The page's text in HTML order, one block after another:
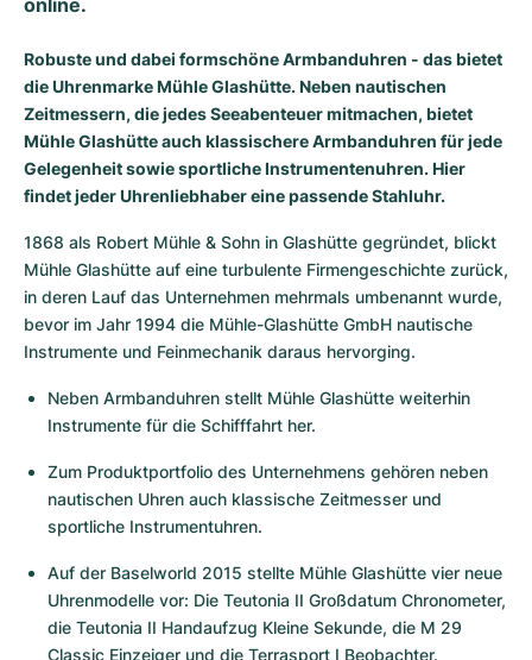
Oyster Perpetual
Yacht-Master
Yacht-Master II
Sky-Dweller
Rotonde
Crash
Pasha
Baignoire
Roadster
Gebraucht
Damenuhren
Bentley
Transocean
Cockpit
Super Avenger
Montbrillant
Gebraucht
Damenuhren
Grand Carrera
Gebraucht
Damenuhren
Portugieser
Da Vinci
Aquatimer
GST
Gebraucht
King Power
Gebraucht
online.
Robuste und dabei formschöne Armbanduhren - das bietet
die Uhrenmarke Mühle Glashütte. Neben nautischen
Zeitmessern, die jedes Seeabenteuer mitmachen, bietet
Mühle Glashütte auch klassischere Armbanduhren für jede
Gelegenheit sowie sportliche Instrumentenuhren. Hier
findet jeder Uhrenliebhaber eine passende Stahluhr.
1868 als Robert Mühle & Sohn in Glashütte gegründet, blickt
Mühle Glashütte auf eine turbulente Firmengeschichte zurück,
in deren Lauf das Unternehmen mehrmals umbenannt wurde,
bevor im Jahr 1994 die Mühle-Glashütte GmbH nautische
Instrumente und Feinmechanik daraus hervorging.
Neben Armbanduhren stellt Mühle Glashütte weiterhin
Instrumente für die Schifffahrt her.
Zum Produktportfolio des Unternehmens gehören neben
nautischen Uhren auch klassische Zeitmesser und
sportliche Instrumentuhren.
Auf der Baselworld 2015 stellte Mühle Glashütte vier neue
Uhrenmodelle vor: Die Teutonia II Großdatum Chronometer,
die Teutonia II Handaufzug Kleine Sekunde, die M 29
Classic Einzeiger und die Terrasport I Beobachter.